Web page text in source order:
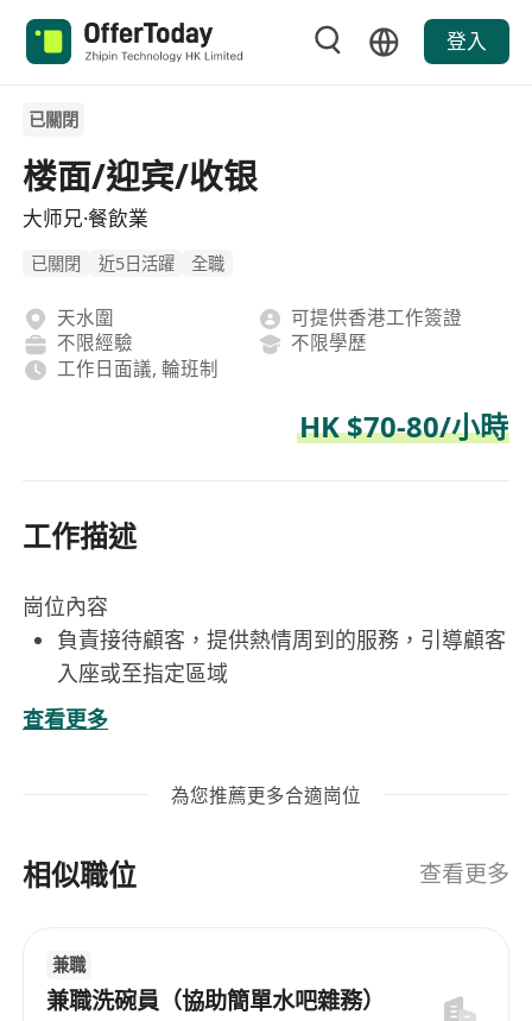
登入
已關閉
楼面/迎宾/收银
大师兄·餐飲業
已關閉 近5日活躍 全職
天水圍
可提供香港工作簽證
不限經驗
不限學歷
工作日面議, 輪班制
HK $70-80/小時
工作描述
崗位內容
負責接待顧客，提供熱情周到的服務，引導顧客
入座或至指定區域
協助維持現場秩序，確保顧客體驗順暢舒適
處理日常收銀工作，確保賬目準確無誤，熟練操
解答顧客疑問，收集反饋信息並及時向上級匯報
務目標
• 性格陽光、活潑、開朗、大膽，具備足夠熱情
的服務態度
查看更多
為您推薦更多合適崗位
相似職位 查看更多
兼職
兼職洗碗員（協助簡單水吧雜務）